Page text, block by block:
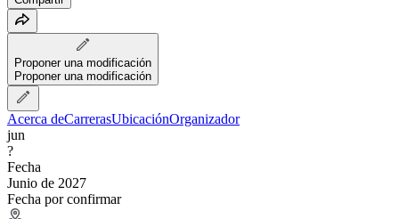
Proponer una modificación
Proponer una modificación
Acerca deCarrerasUbicaciónOrganizador
jun
?
Fecha
Junio de 2027
Fecha por confirmar